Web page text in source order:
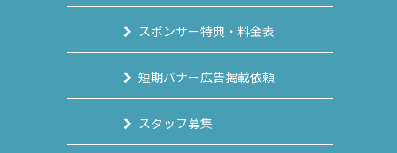
スポンサー特典・料金表
短期バナー広告掲載依頼
スタッフ募集